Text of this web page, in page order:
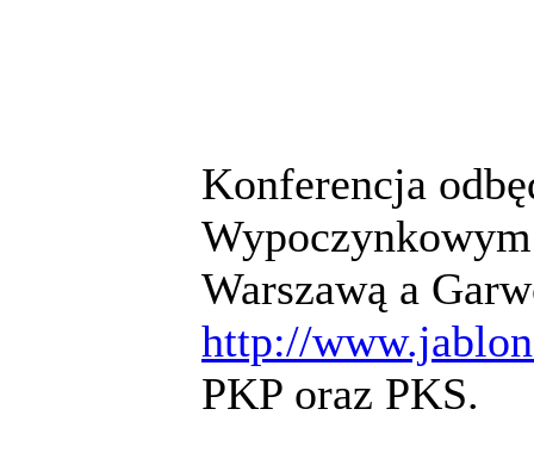
Konferencja
Warszawą a
http://
PKP oraz PKS.